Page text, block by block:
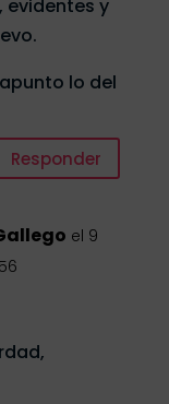
y
lo del
Responder
el 9